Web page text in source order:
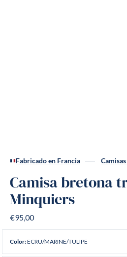
Fabricado en Francia
Camisa bretona
Minquiers
€95,00
Color:ECRU/MARINE/TULIPE